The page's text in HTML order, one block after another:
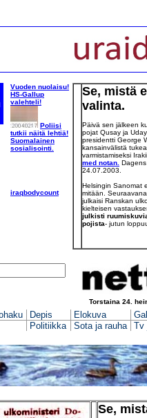
Vuoden nuolaisu!
HS-Gallup
valehteli!
Poliisi
tutkii näitä lehtiä!
Suomalainen
sosialisointi.
iraqbodycount
Se, mistä
valinta.
Päivä sen jälkeen
pojat Qusay ja
presidentti George
kansainvälistä
varmistamiseksi
med notan.
24.07.2003.
Helsingin Sanomat
mitään.
julkaisi Ranskan
kielteisen
julkisti
pojista- jutun
Torstaina 24.
Depis Elokuva
Politiikka Sota ja rauha Tv
Se,